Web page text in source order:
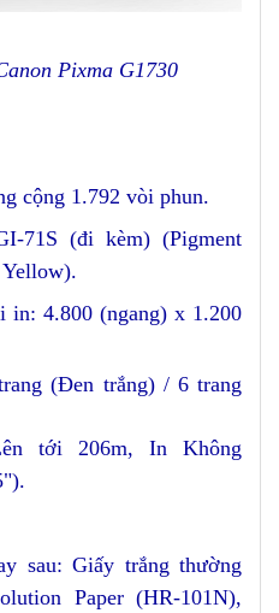
Pixma G1730
cộng 1.792 vòi phun.
71S (đi kèm) (Pigment
4.800 (ngang) x 1.200
(Đen trắng) / 6 trang
tới 206m, In Không
sau: Giấy trắng thường
Paper (HR-101N),